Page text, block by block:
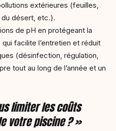
extérieures (feuilles,
désert, etc.).
de pH en protégeant la
facilite l’entretien et réduit
(désinfection, régulation,
tout au long de l’année et un
limiter les coûts
votre piscine ? »